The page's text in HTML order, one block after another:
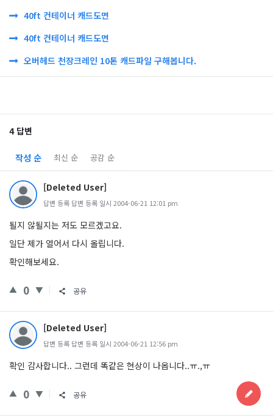
40ft 컨테이너 캐드도면
40ft 컨테이너 캐드도면
오버헤드 천장크레인 10톤 캐드파일 구해봅니다.
4 답변
작성 순 최신 순 공감 순
[Deleted User]
답변 등록 답변 등록 일시 2004-06-21 12:01 pm
될지 않될지는 저도 모르겠고요.
일단 제가 열어서 다시 올립니다.
확인해보세요.
0 공유
[Deleted User]
답변 등록 답변 등록 일시 2004-06-21 12:56 pm
확인 감사합니다.. 그런데 똑같은 현상이 나옵니다..ㅠ.,ㅠ
0 공유